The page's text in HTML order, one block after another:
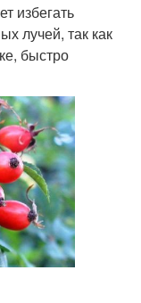
избегать
лучей, так как
быстро